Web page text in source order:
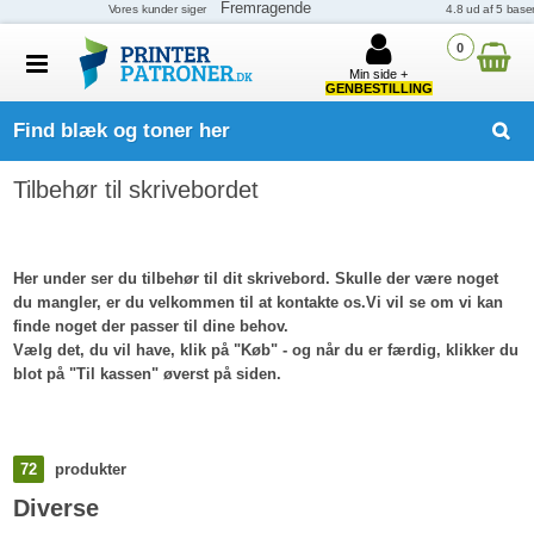
0
Min side +
GENBESTILLING
Find blæk og toner her
Tilbehør til skrivebordet
Her under ser du tilbehør til dit skrivebord. Skulle der være noget
du mangler, er du velkommen til at kontakte os.Vi vil se om vi kan
finde noget der passer til dine behov.
Vælg det, du vil have, klik på "Køb" - og når du er færdig, klikker du
blot på "Til kassen" øverst på siden.
72 produkter
Diverse